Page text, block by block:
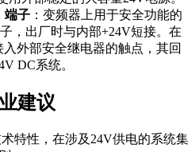
端子 ：变频器上用于安全功能的
，出厂时与内部+24V短接。在
外部安全继电器的触点，其回
DC系统。
建议
特性，在涉及24V供电的系统集